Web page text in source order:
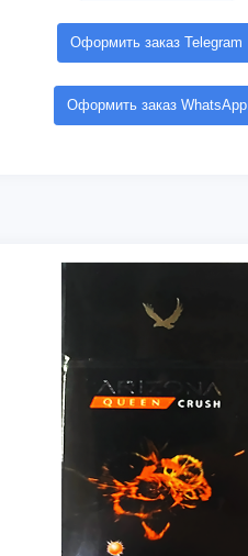
Оформить заказ Telegram
Оформить заказ WhatsApp